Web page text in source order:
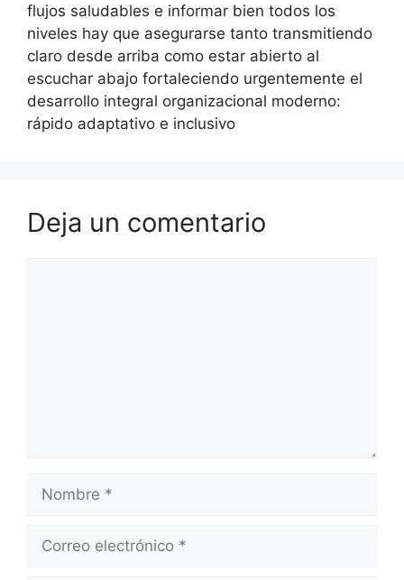
flujos saludables e informar bien todos los
niveles hay que asegurarse tanto transmitiendo
claro desde arriba como estar abierto al
escuchar abajo fortaleciendo urgentemente el
desarrollo integral organizacional moderno:
rápido adaptativo e inclusivo
Deja un comentario
electrónico